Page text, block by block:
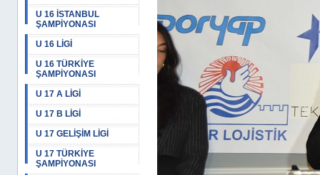
U 16 İSTANBUL
ŞAMPİYONASI
U 16 LİGİ
U 16 TÜRKİYE
ŞAMPİYONASI
U 17 A LİGİ
U 17 B LİGİ
U 17 GELİŞİM LİGİ
U 17 TÜRKİYE
ŞAMPİYONASI